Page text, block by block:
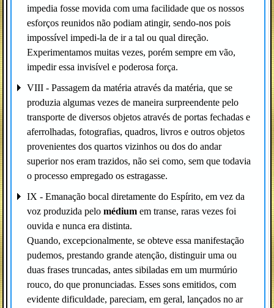
impedia fosse movida com uma facilidade que os nossos
esforços reunidos não podiam atingir, sendo-nos pois
impossível impedi-la de ir a tal ou qual direção.
Experimentamos muitas vezes, porém sempre em vão,
impedir essa invisível e poderosa força.
VIII - Passagem da matéria através da matéria, que se
produzia algumas vezes de maneira surpreendente pelo
transporte de diversos objetos através de portas fechadas e
aferrolhadas, fotografias, quadros, livros e outros objetos
provenientes dos quartos vizinhos ou dos do andar
superior nos eram trazidos, não sei como, sem que todavia
o processo empregado os estragasse.
IX - Emanação bocal diretamente do Espírito, em vez da
voz produzida pelo médium em transe, raras vezes foi
ouvida e nunca era distinta.
Quando, excepcionalmente, se obteve essa manifestação
pudemos, prestando grande atenção, distinguir uma ou
duas frases truncadas, antes sibiladas em um murmúrio
rouco, do que pronunciadas. Esses sons emitidos, com
evidente dificuldade, pareciam, em geral, lançados no ar